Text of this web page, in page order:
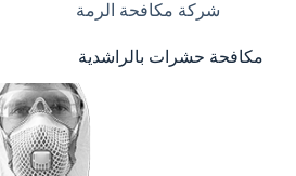
شركة مكافحة الرمة
مكافحة حشرات بالراشدية